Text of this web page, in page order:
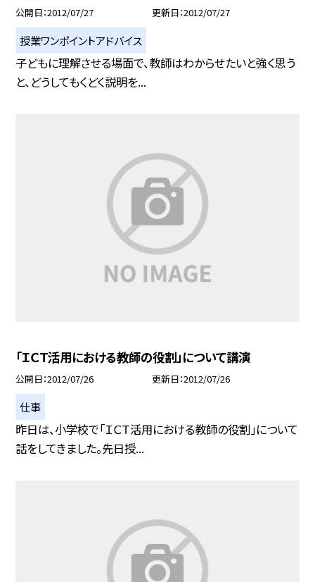
公開日 2012/07/27 更新日 2012/07/27
授業ワンポイントアドバイス
子どもに理解させる場面で、教師はわからせたいと強く思う
と、どうしてもくどく説明を...
「ＩＣＴ活用における教師の役割」について講演
公開日 2012/07/26 更新日 2012/07/26
仕事
昨日は、小学校で「ＩＣＴ活用における教師の役割」について
話をしてきました。先日授...